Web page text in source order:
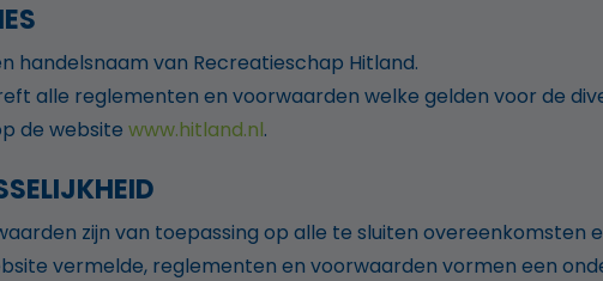
handelsnaam van Recreatieschap Hitland.
alle reglementen en voorwaarden welke gelden voor de
de website www.hitland.nl.
zijn van toepassing op alle te sluiten
vermelde, reglementen en voorwaarden vormen een